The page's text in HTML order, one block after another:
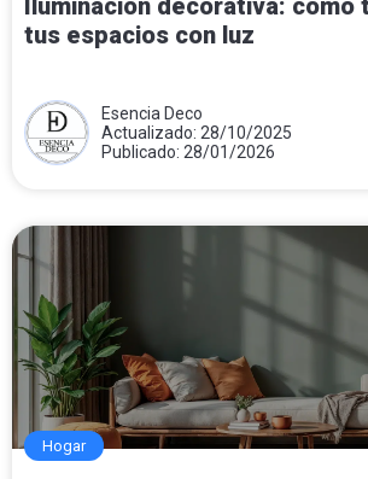
tus espacios con luz
Esencia Deco
Actualizado: 28/10/2025
Publicado: 28/01/2026
Hogar